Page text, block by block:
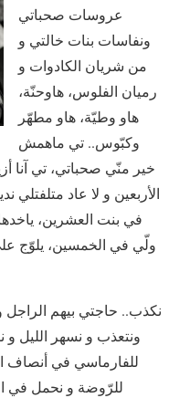
عروسات صحباتي
ونفاسات بنات خالتي و
من شريان الكادوات و
رميان الفلوس، هاوحنّة،
هاو وطيّة، هاو مطهّر
وكبّوس.. تي ماهمش
خير منّي صحباتي، تي آنا
الأربعين و لا عاد متلفتلي
في بنت العشرين،
ولّي في الخمسين، يلوّج
نكذب.. حاجتي بيهم
ونتعذب و نسهر الليل
للفارماسي في أنصاف
للرّوضة و نحمل في